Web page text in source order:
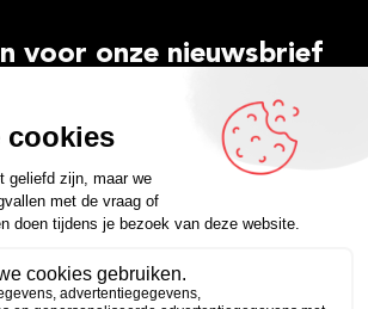
voor onze nieuwsbrief
YouTubeSpotify